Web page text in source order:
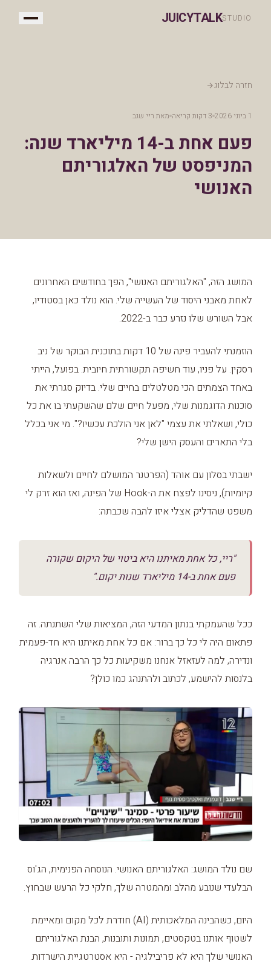
JUICYTALKSTUDIO
חזרה לבלוג
1 ביוני 2026 3 דקות קריאה מאת ריי שגב
פעם אחת ב-14 מיליארד שנה:
המניפסט של האלגוריתם
האנושי
המושג הזה, "האלגוריתם האנושי", הפך בחודשים האחרונים
לאחת מאבני היסוד של העשייה שלי. הוא נולד כאן בסטודיו,
אבל השורש שלו נזרע כבר ב-2022.
הוזמנתי להעביר פינה של 10 דקות בתוכנית הבוקר של ניב
רסקין. על פניו, עוד חשיפה תקשורתית חיובית. בפועל, הייתי
באחד הצמתים הכי מטלטלים בחיים שלי. בדיוק סגרתי את
סוכנות הדוגמנות שלי, מפעל חיים שלם שהשקעתי בו את כל
כולי, ושאלתי את עצמי "לאן אני הולכת עכשיו?". מי אני בכלל
בלי התארים והעסק הישן שלי?
ישבתי בסלון עם אוהד (הפרטנר המושלם לחיים ולשאלות
קיומיות), ניסינו לפצח את ה-Hook של הפינה, ואז הוא זרק לי
משפט שהדליק אצלי איזו להבה שכבתה:
"ריי, כל אחת מאיתנו היא ביטוי של היקום שקורה
פעם אחת ב-14 מיליארד שנות יקום."
ככל שהעמקתי בנתון המדעי הזה, המציאות שלי השתנתה. זה
פתאום היה לי כל כך ברור: אם כל אחת מאיתנו היא חד-פעמית
ונדירה, למה לעזאזל אנחנו משקיעות כל כך הרבה אנרגיה
בלנסות להישמע, לכתוב ולהתנהג כמו כולן?
שם נולד המושג: האלגוריתם האנושי. הנוסחה הפנימית, הג'וס
הבלעדי שנובע מהלב ומהמטרה שלך, חלקי כל הרעש שבחוץ.
היום, כשהבינה המלאכותית (AI) חודרת לכל מקום ומאיימת
לשטוף אותנו בטקסטים, תמונות ותובנות, הבנת האלגוריתם
האנושי שלך היא לא פריבילגיה - היא אסטרטגיית הישרדות.